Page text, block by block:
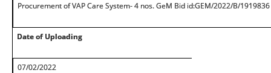
Procurement of VAP Care System- 4 nos. GeM Bid id:GEM/2022/B/1919836
Date of Uploading
07/02/2022